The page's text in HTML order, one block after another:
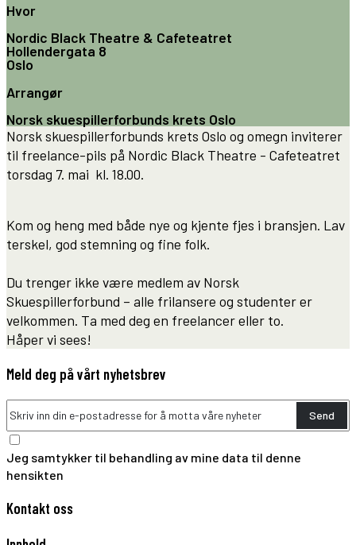
Hvor
Nordic Black Theatre & Cafeteatret
Hollendergata 8
Oslo
Arrangør
Norsk skuespillerforbunds krets Oslo
Norsk skuespillerforbunds krets Oslo og omegn inviterer
til freelance-pils på Nordic Black Theatre - Cafeteatret
torsdag 7. mai kl. 18.00.
Kom og heng med både nye og kjente fjes i bransjen. Lav
terskel, god stemning og fine folk.
Du trenger ikke være medlem av Norsk
Skuespillerforbund – alle frilansere og studenter er
velkommen. Ta med deg en freelancer eller to.
Håper vi sees!
Meld deg på vårt nyhetsbrev
Send
Jeg samtykker til behandling av mine data til denne
hensikten
Kontakt oss